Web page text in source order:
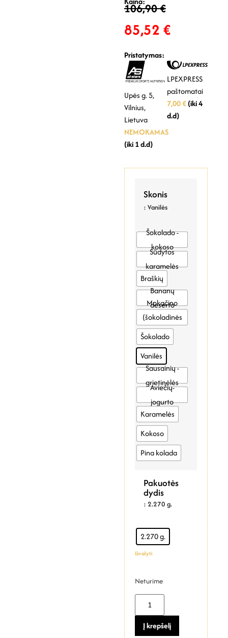
106,90€
85,52 €
Pristatymas:
Upės g. 5,
Vilnius,
Lietuva
NEMOKAMAS
(iki 1 d.d)
LPEXPRESS
paštomatai
7,00 €(iki 4
d.d)
Skonis
: Vanilės
Šokolado -
kokoso
Sūdytos
karamelės
Braškių
Bananų
deserto
Mokačino
(šokoladinės
kavos)
Šokolado
Vanilės
Sausainių -
grietinėlės
Aviečių-
jogurto
Karamelės
Kokoso
Pina kolada
Pakuotės
dydis
: 2.270 g.
2.270 g.
Išvalyti
Neturime
Į krepšelį